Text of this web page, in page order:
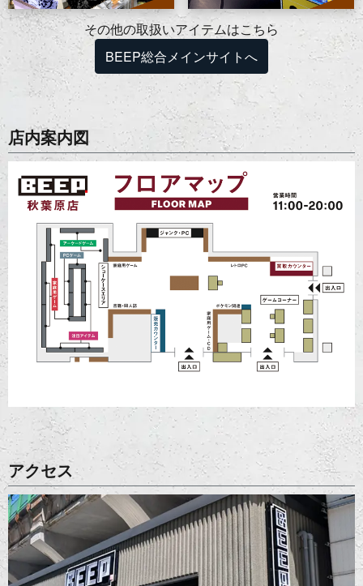
その他の取扱いアイテムはこちら
BEEP総合メインサイトへ
店内案内図
アクセス